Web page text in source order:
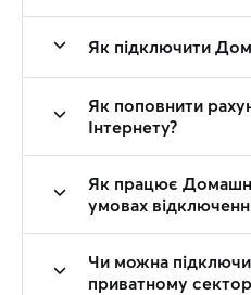
Як підключити
Як поповнити
Інтернету?
Як працює
умовах
Чи можна
приватному